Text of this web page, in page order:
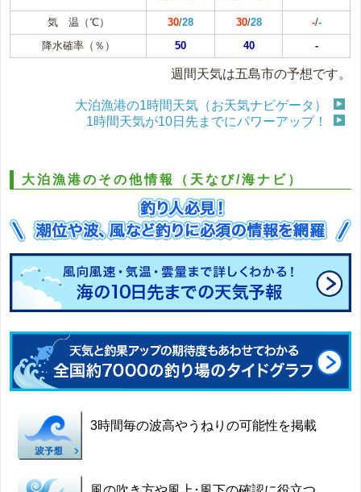
気 温（℃） 30/28 30/28 -/-
降水確率（％）
50 40 -
週間天気は五島市の予想です。
大泊漁港の1時間天気（お天気ナビゲータ）
1時間天気が10日先までにパワーアップ！
大泊漁港のその他情報（天なび/海ナビ）
3時間毎の波高やうねりの可能性を掲載